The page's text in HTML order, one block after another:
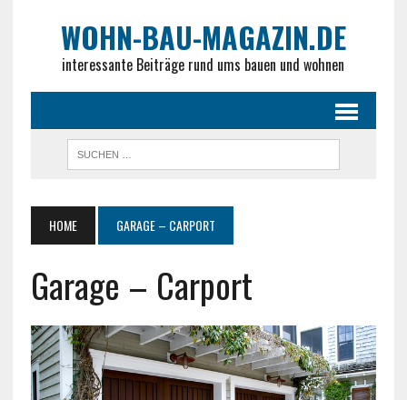
WOHN-BAU-MAGAZIN.DE
interessante Beiträge rund ums bauen und wohnen
HOME GARAGE – CARPORT
Garage – Carport